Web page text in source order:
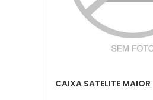
CAIXA SATELITE